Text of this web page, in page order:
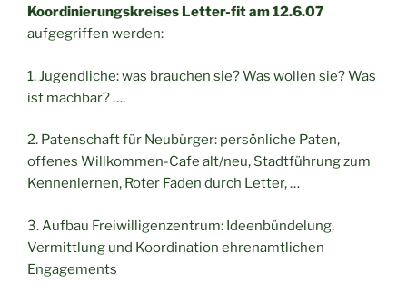
Koordinierungskreises Letter-fit am 12.6.07
aufgegriffen werden:
1. Jugendliche: was brauchen sie? Was wollen sie? Was
ist machbar? ….
2. Patenschaft für Neubürger: persönliche Paten,
offenes Willkommen-Cafe alt/neu, Stadtführung zum
Kennenlernen, Roter Faden durch Letter, …
3. Aufbau Freiwilligenzentrum: Ideenbündelung,
Vermittlung und Koordination ehrenamtlichen
Engagements